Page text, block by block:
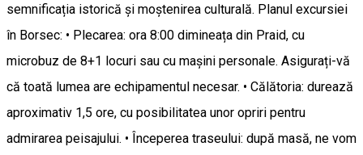
semnificația istorică și moștenirea culturală. Planul excursiei
în Borsec: • Plecarea: ora 8:00 dimineața din Praid, cu
microbuz de 8+1 locuri sau cu mașini personale. Asigurați-vă
că toată lumea are echipamentul necesar. • Călătoria: durează
aproximativ 1,5 ore, cu posibilitatea unor opriri pentru
admirarea peisajului. • Începerea traseului: după masă, ne vom